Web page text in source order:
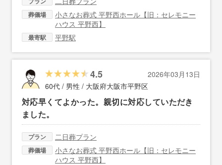
葬儀場
小さなお葬式 平野西ホール【旧：セレモニー
ハウス 平野西】
最寄駅 平野駅
4.5
2026年03月13日
60代 / 男性 / 大阪府大阪市平野区
対応早くてよかった。親切に対応していただき
ました。
プラン 二日葬プラン
葬儀場
小さなお葬式 平野西ホール【旧：セレモニー
ハウス 平野西】